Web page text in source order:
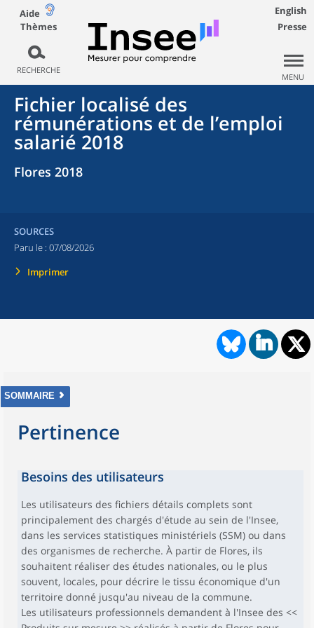
Aide
Thèmes
RECHERCHE
English
Presse
MENU
Fichier localisé des
rémunérations et de l’emploi
salarié 2018
Flores 2018
SOURCES
Paru le : 07/08/2026
Imprimer
SOMMAIRE
Pertinence
Besoins des utilisateurs
Les utilisateurs des fichiers détails complets sont
principalement des chargés d'étude au sein de l'Insee,
dans les services statistiques ministériels (SSM) ou dans
des organismes de recherche. À partir de Flores, ils
souhaitent réaliser des études nationales, ou le plus
souvent, locales, pour décrire le tissu économique d'un
territoire donné jusqu'au niveau de la commune.
Les utilisateurs professionnels demandent à l'Insee des <<